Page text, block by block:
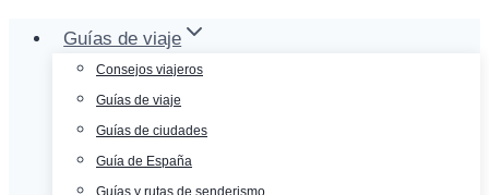
Saltar
contenido
Guías de viaje
Consejos viajeros
Guías de viaje
Guías de ciudades
Guía de España
Guías y rutas de senderismo